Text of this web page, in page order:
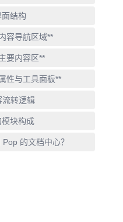
结构
容导航区域**
要内容区**
性与工具面板**
流转逻辑
块构成
的文档中心？